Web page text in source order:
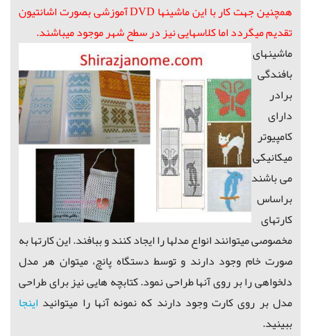
همچنین جهت کار با این ماشینها DVD آموزشی بصورت اشانتیون
تقدیم میگردد اما کلاسهایی نیز در سطح شهر موجود میباشند.
ماشینهای
بافندگی
برادر
دارای
کامپیوتر
میکانیکی
می باشند
براساس
کارتهای
مخصوصی میتوانند انواع مدلها را ایجاد کنند و ببافند. این کارتها به
صورت خام وجود دارند و توسط دستگاه پانچ، میتوان هر مدل
دلخواهی را بر روی آنها طراحی نمود. کتابچه هایی نیز برای طراحی
مدل بر روی کارت وجود دارند که نمونه آنها را میتوانید اینجا
ببینید.